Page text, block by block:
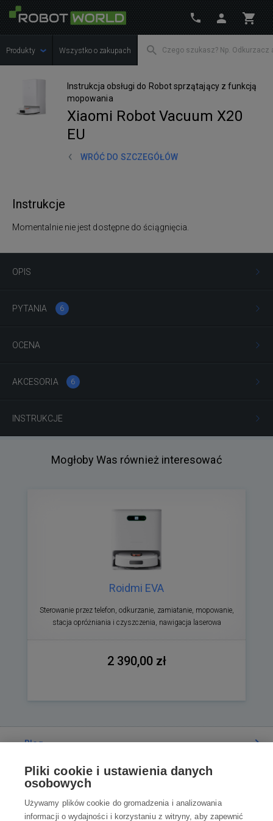
Produkty Wszystko o zakupach
Instrukcja obsługi do Robot sprzątający z funkcją
mopowania
Xiaomi Robot Vacuum X20
EU
WRÓĆ DO SZCZEGÓŁÓW
OPIS
PYTANIA 6
OCENA
AKCESORIA 6
INSTRUKCJE
Instrukcje
Momentalnie nie jest dostępne do ściągnięcia.
Mogłoby Was również interesować
Roidmi EVA
Sterowanie przez telefon, odkurzanie, zamiatanie, mopowanie,
stacja opróżniania i czyszczenia, nawigacja laserowa
2 390,00 zł
Blog
Poradnia
Wszystko o zakupach
Pliki cookie i ustawienia danych
osobowych
Używamy plików cookie do gromadzenia i analizowania
informacji o wydajności i korzystaniu z witryny, aby zapewnić